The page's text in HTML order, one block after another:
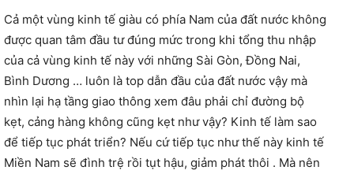
Cả một vùng kinh tế giàu có phía Nam của đất nước không
được quan tâm đầu tư đúng mức trong khi tổng thu nhập
của cả vùng kinh tế này với những Sài Gòn, Đồng Nai,
Bình Dương … luôn là top dẫn đầu của đất nước vậy mà
nhìn lại hạ tầng giao thông xem đâu phải chỉ đường bộ
kẹt, cảng hàng không cũng kẹt như vậy? Kinh tế làm sao
để tiếp tục phát triển? Nếu cứ tiếp tục như thế này kinh tế
Miền Nam sẽ đình trệ rồi tụt hậu, giảm phát thôi . Mà nên